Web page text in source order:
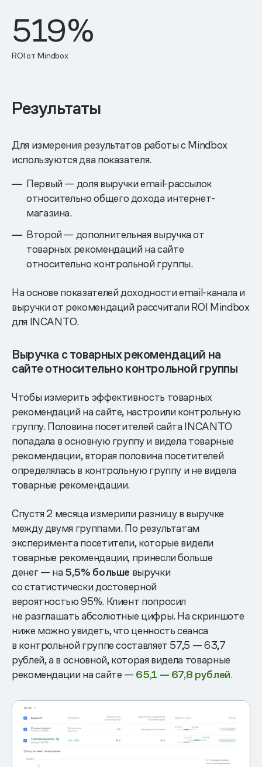
519%
ROI от Mindbox
Результаты
Для измерения результатов работы с Mindbox
используются два показателя.
Первый — доля выручки email-рассылок
относительно общего дохода интернет-
магазина.
Второй — дополнительная выручка от
товарных рекомендаций на сайте
относительно контрольной группы.
На основе показателей доходности email-канала и
выручки от рекомендаций рассчитали ROI Mindbox
для INCANTO.
Выручка с товарных рекомендаций на
сайте относительно контрольной группы
Чтобы измерить эффективность товарных
рекомендаций на сайте, настроили контрольную
группу. Половина посетителей сайта INCANTO
попадала в основную группу и видела товарные
рекомендации, вторая половина посетителей
определялась в контрольную группу и не видела
товарные рекомендации.
Спустя 2 месяца измерили разницу в выручке
между двумя группами. По результатам
эксперимента посетители, которые видели
товарные рекомендации, принесли больше
денег — на5,5% больше выручки
со статистически достоверной
вероятностью 95%. Клиент попросил
не разглашать абсолютные цифры. На скриншоте
ниже можно увидеть, что ценность сеанса
в контрольной группе составляет 57,5 — 63,7
рублей, а в основной, которая видела товарные
рекомендации на сайте — 65,1 — 67,8 рублей.